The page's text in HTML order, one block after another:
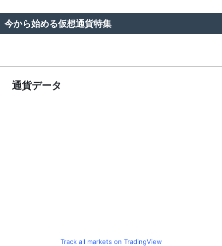
今から始める仮想通貨特集
通貨データ
Track all markets on TradingView